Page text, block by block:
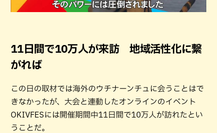
11日間で10万人が来訪 地域活性化に繋
がれば
この日の取材では海外のウチナーンチュに会うことはで
きなかったが、大会と連動したオンラインのイベント
OKIVFESには開催期間中11日間で10万人が訪れたとい
うことだ。